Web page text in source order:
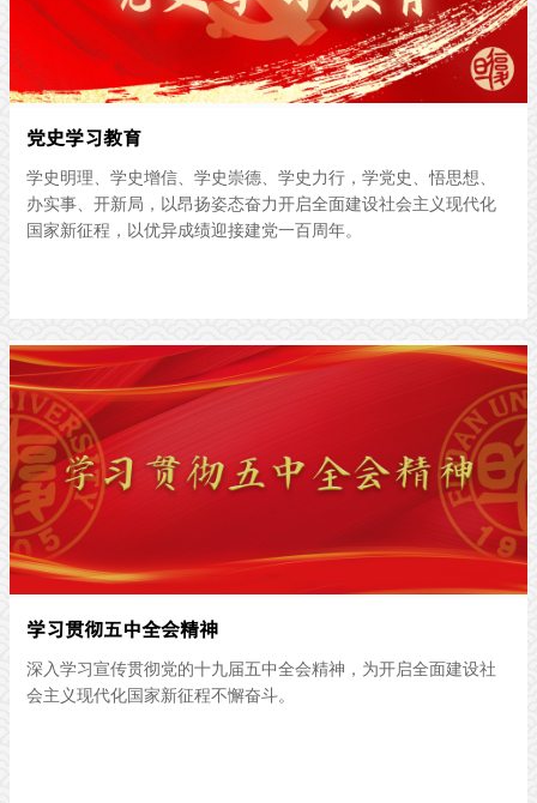
党史学习教育
学史明理、学史增信、学史崇德、学史力行，学党史、悟思想、
办实事、开新局，以昂扬姿态奋力开启全面建设社会主义现代化
国家新征程，以优异成绩迎接建党一百周年。
学习贯彻五中全会精神
深入学习宣传贯彻党的十九届五中全会精神，为开启全面建设社
会主义现代化国家新征程不懈奋斗。